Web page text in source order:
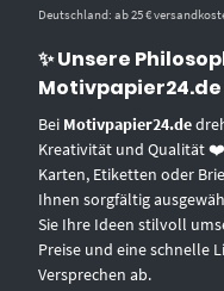
Deutschland: ab 25 €
✨ Unsere
Motivpapier24.de
Bei Motivpapier24.de
Kreativität und Qualität
Karten, Etiketten oder
Ihnen sorgfältig
Sie Ihre Ideen stilvoll
Preise und eine schnelle
Versprechen ab.